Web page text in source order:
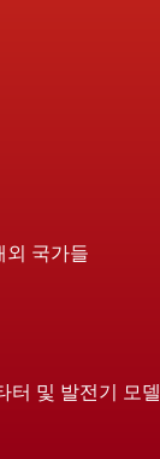
외 국가들
터 및 발전기 모델